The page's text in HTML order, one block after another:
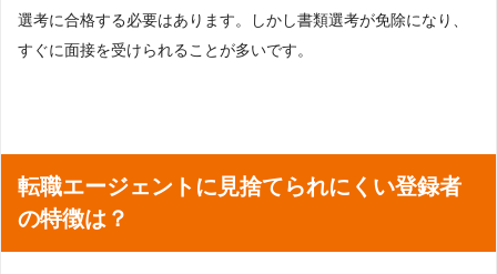
選考に合格する必要はあります。しかし書類選考が免除になり、
すぐに面接を受けられることが多いです。
転職エージェントに見捨てられにくい登録者
の特徴は？